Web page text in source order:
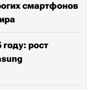
смартфонов
рост